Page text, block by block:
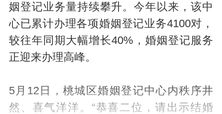
姻登记业务量持续攀升。今年以来，该中
心已累计办理各项婚姻登记业务4100对，
较往年同期大幅增长40%，婚姻登记服务
正迎来办理高峰。
5月12日，桃城区婚姻登记中心内秩序井
然、喜气洋洋。“恭喜二位，请出示结婚